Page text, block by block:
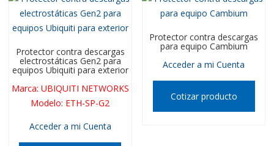
Protector contra descargas
electrostáticas Gen2 para
equipos Ubiquiti para exterior
Marca: UBIQUITI NETWORKS
Modelo: ETH-SP-G2
Acceder a mi Cuenta
Protector contra descargas
para equipo Cambium
Acceder a mi Cuenta
Cotizar producto